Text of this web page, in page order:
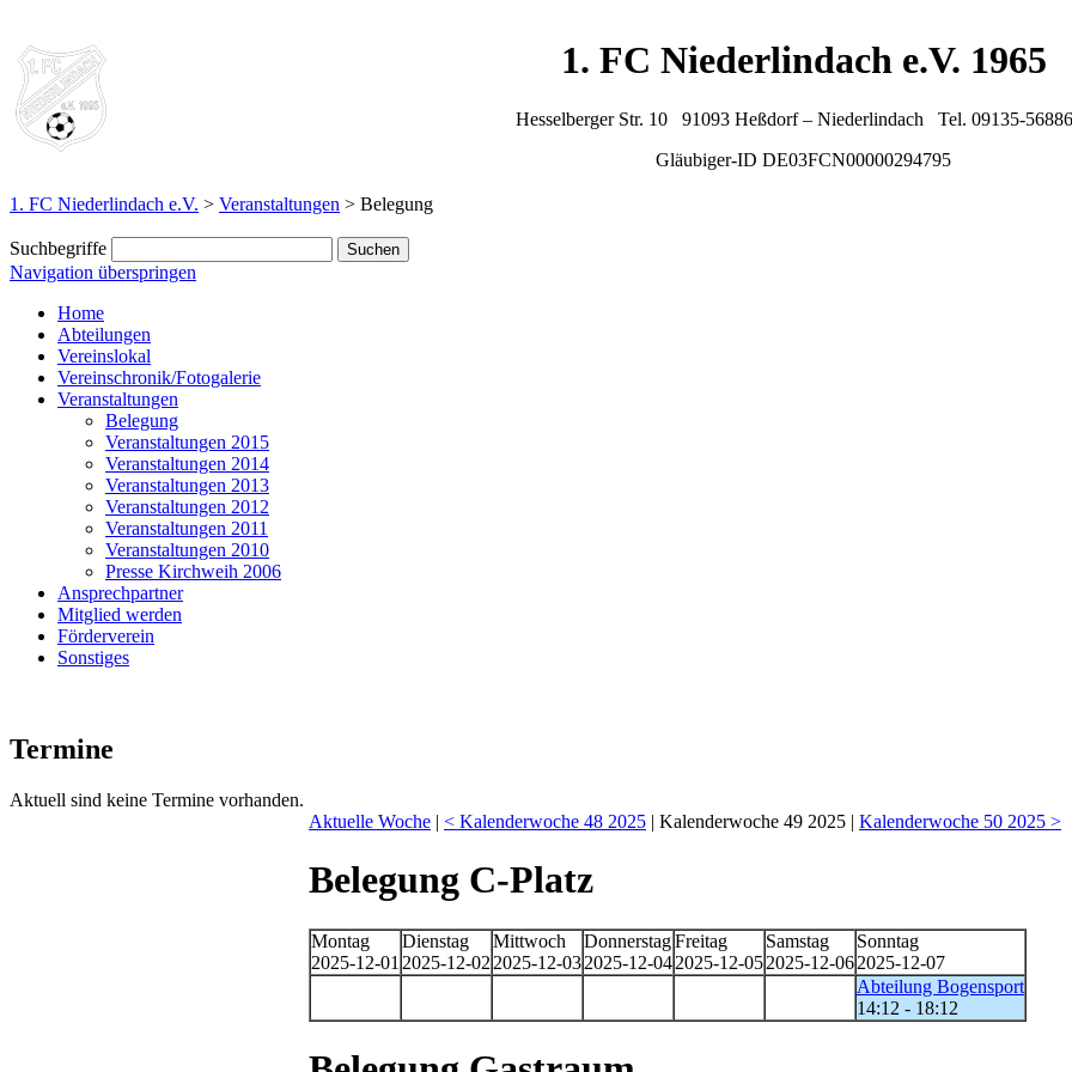
1. FC Niederlindach e.V. 1965
Hesselberger Str. 10 91093 Heßdorf – Niederlindach Tel. 09135-
Gläubiger-ID DE03FCN00000294795
1. FC Niederlindach e.V. > Veranstaltungen > Belegung
Suchbegriffe
Navigation überspringen
Home
Abteilungen
Vereinslokal
Vereinschronik/Fotogalerie
Veranstaltungen
Belegung
Veranstaltungen 2015
Veranstaltungen 2014
Veranstaltungen 2013
Veranstaltungen 2012
Veranstaltungen 2011
Veranstaltungen 2010
Presse Kirchweih 2006
Ansprechpartner
Mitglied werden
Förderverein
Sonstiges
Termine
Aktuell sind keine Termine vorhanden.
Aktuelle Woche | < Kalenderwoche 48 2025 | Kalenderwoche 49 2025 | Kalenderwoche 50 2025 >
Belegung C-Platz
Montag
2025-12-01
Dienstag
2025-12-02
Mittwoch
2025-12-03
Donnerstag
2025-12-04
Freitag
2025-12-05
Samstag
2025-12-06
Sonntag
2025-12-07
Abteilung Bogensport
14:12 - 18:12